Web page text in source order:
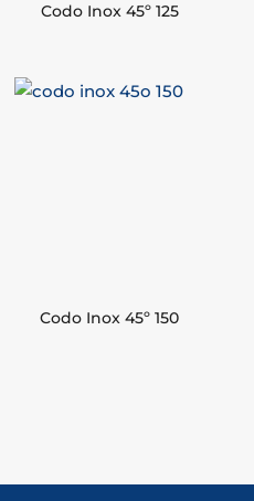
Codo Inox 45º 125
Codo Inox 45º 150